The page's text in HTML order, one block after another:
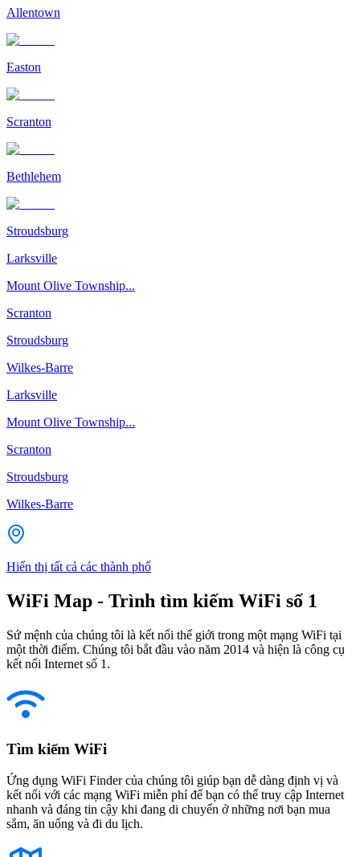
Allentown
Easton
Scranton
Bethlehem
Stroudsburg
Larksville
Mount Olive Township...
Scranton
Stroudsburg
Wilkes-Barre
Larksville
Mount Olive Township...
Scranton
Stroudsburg
Wilkes-Barre
Hiển thị tất cả các thành phố
WiFi Map - Trình tìm kiếm WiFi số 1
Sứ mệnh của chúng tôi là kết nối thế giới trong một mạng WiFi tại
một thời điểm. Chúng tôi bắt đầu vào năm 2014 và hiện là công cụ
kết nối Internet số 1.
Tìm kiếm WiFi
Ứng dụng WiFi Finder của chúng tôi giúp bạn dễ dàng định vị và
kết nối với các mạng WiFi miễn phí để bạn có thể truy cập Internet
nhanh và đáng tin cậy khi đang di chuyển ở những nơi bạn mua
sắm, ăn uống và đi du lịch.